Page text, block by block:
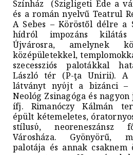
Színház (Szigligeti Ede a
és a román nyelvű Teatrul
A Sebes – Köröstől délre a
hídról impozáns
Újvárosra, amelynek
középületekkel,
szecessziós palotákkal
László tér (P-ţa Unirii). A
látványt nyύjt a bizánci –
Neológ Zsinagóga és
ífj. Rimanóczy Kálmán
épült kétemeletes,
stílusύ, neoreneszánsz
Városháza. Gyönyörű,
palotája és annak csaknem